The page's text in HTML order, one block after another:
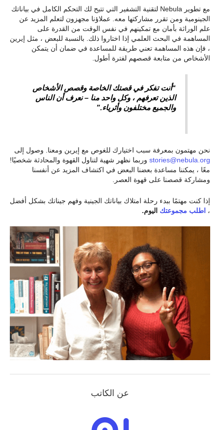
مع تطوير Nebula لتقنية التشفير التي تتيح لك التحكم الكامل في بياناتك
الجينومية ومن تقرر مشاركتها معه. عملاؤنا مجهزون لتعلم المزيد عن
علم الوراثة بأمان مع تمكينهم في نفس الوقت من القدرة على
المساهمة في البحث العلمي إذا اختاروا ذلك. بالنسبة للبعض ، مثل إيرين
، فإن هذه المساهمة تعني طريقة للمساعدة في ضمان أن يتمكن
الأشخاص من متابعة قصصهم لفترة أطول.
“أنت تفكر في قصتك الخاصة وقصص الأشخاص
الذين تعرفهم ، وكل واحد منا – نعرف أن الناس
والجميع مختلفون وأثرياء.”
نحن مهتمون بمعرفة سبب اختيارك للغوص مع إيرين ومعنا. وصول إلى
stories@nebula.org وربما نظهر شهية لتناول القهوة والمحادثة شخصيًا!
معًا ، يمكننا مساعدة بعضنا البعض في اكتشاف المزيد عن أنفسنا
ومشاركة قصصنا على قهوة العصر.
إذا كنت مهتمًا ببدء رحلة امتلاك بياناتك الجينية وفهم جيناتك بشكل أفضل
، اطلب مجموعتك اليوم.
عن الكاتب